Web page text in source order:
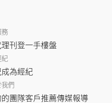
務
刊登一手樓盤
成為經紀
我們
的團隊客戶推薦傳媒報導